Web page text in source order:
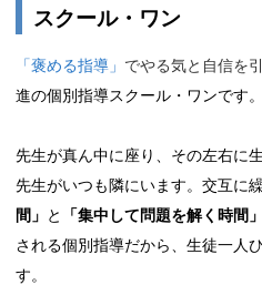
スクール・ワン
「褒める指導」 でやる気と自信を
進の個別指導スクール・ワンです。
先生が真ん中に座り、その左右に
先生がいつも隣にいます。 交互に
間」 と 「集中して問題を解く時間」
される個別指導だから、生徒一人
す。